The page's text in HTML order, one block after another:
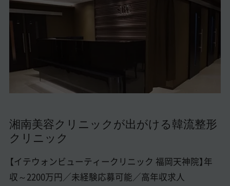
美容クリニックインタビュー
美容医療の転職お役立ち記事
美容医療辞典
よくあるご質問
湘南美容クリニックが出がける韓流整形
クリニック
【イテウォンビューティークリニック 福岡天神院】年
収～2200万円／未経験応募可能／高年収求人